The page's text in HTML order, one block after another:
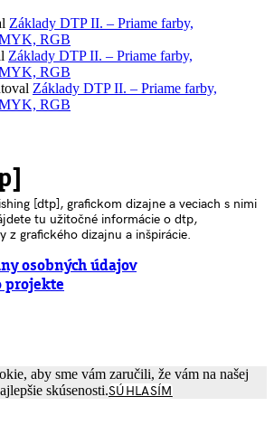
Základy DTP II. – Priame farby,
RGB
Základy DTP II. – Priame farby,
RGB
Základy DTP II. – Priame farby,
RGB
[dtp], grafickom dizajne a veciach s nimi
tu užitočné informácie o dtp,
z grafického dizajnu a inšpirácie.
osobných údajov
projekte
aby sme vám zaručili, že vám na našej
skúsenosti.SÚHLASÍM